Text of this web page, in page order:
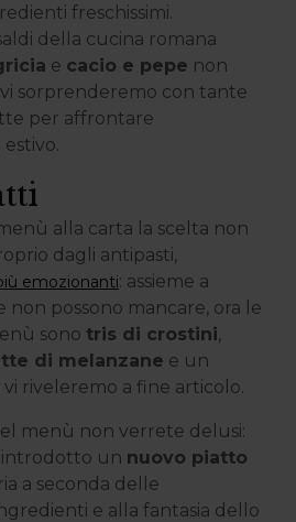
freschissimi.
della cucina romana
e cacio e pepe non
sorprenderemo con tante
per affrontare
alla carta la scelta non
dagli antipasti,
emozionanti: assieme a
non possono mancare, ora le
sono tris di crostini,
di melanzane e un
riveleremo a fine articolo.
menù non verrete delusi:
introdotto un nuovo piatto
a seconda delle
e alla fantasia dello